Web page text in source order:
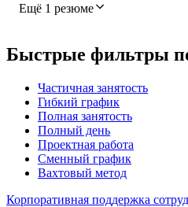
Ещё 1 резюме
Быстрые фильтры
Частичная занятость
Гибкий график
Полная занятость
Полный день
Проектная работа
Сменный график
Вахтовый метод
Корпоративная поддержка